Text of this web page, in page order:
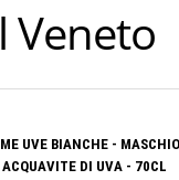
Veneto
UVE BIANCHE -
ACQUAVITE DI UVA - 70CL